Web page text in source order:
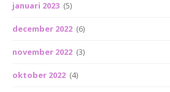
januari 2023 (5)
december 2022 (6)
november 2022 (3)
oktober 2022 (4)